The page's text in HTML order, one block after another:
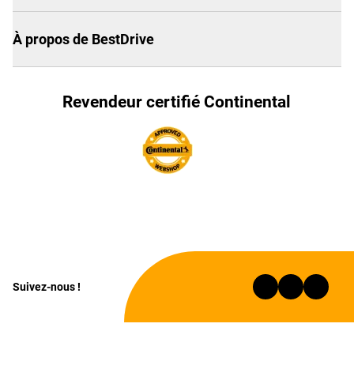
À propos de BestDrive
Revendeur certifié Continental
Suivez-nous !